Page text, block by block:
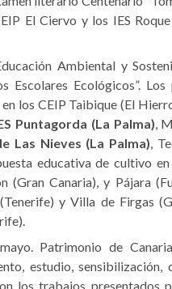
El Ciervo y los IES
Ambiental y
Escolares Ecológicos”.
los CEIP Taibique (El
Puntagorda (La Palma) ,
Las Nieves (La Palma) ,
educativa de cultivo
Canaria), y Pájara
y Villa de Firgas
Patrimonio de
estudio, sensibilización,
los trabajos presentados